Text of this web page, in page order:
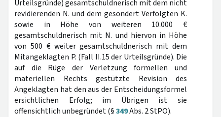
Urteilsgründe) gesamtschuldnerisch mit dem nicht
revidierenden N. und dem gesondert Verfolgten K.
sowie in Höhe von weiteren 10.000 €
gesamtschuldnerisch mit N. und hiervon in Höhe
von 500 € weiter gesamtschuldnerisch mit dem
Mitangeklagten P. (Fall II.15 der Urteilsgründe). Die
auf die Rüge der Verletzung formellen und
materiellen Rechts gestützte Revision des
Angeklagten hat den aus der Entscheidungsformel
ersichtlichen Erfolg; im Übrigen ist sie
offensichtlich unbegründet (§349Abs. 2 StPO).